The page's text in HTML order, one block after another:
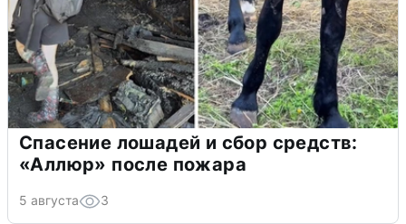
Спасение лошадей и сбор средств:
«Аллюр» после пожара
5 августа 3